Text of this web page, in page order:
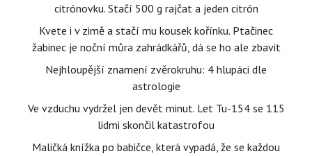
citrónovku. Stačí 500 g rajčat a jeden citrón
Kvete i v zimě a stačí mu kousek kořínku. Ptačinec
žabinec je noční můra zahrádkářů, dá se ho ale zbavit
Nejhloupější znamení zvěrokruhu: 4 hlupáci dle
astrologie
Ve vzduchu vydržel jen devět minut. Let Tu-154 se 115
lidmi skončil katastrofou
Maličká knížka po babičce, která vypadá, že se každou